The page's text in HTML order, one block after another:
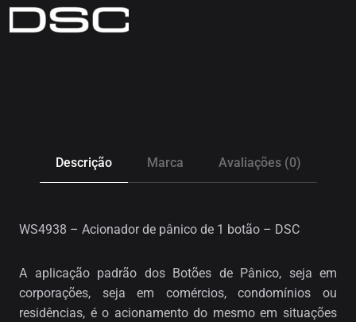
Descrição Marca Avaliações (0)
WS4938 – Acionador de pânico de 1 botão – DSC
A aplicação padrão dos Botões de Pânico, seja em
corporações, seja em comércios, condomínios ou
residências, é o acionamento do mesmo em situações